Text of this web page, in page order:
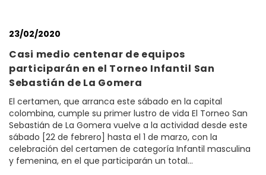
23/02/2020
Casi medio centenar de equipos
participarán en el Torneo Infantil San
Sebastián de La Gomera
El certamen, que arranca este sábado en la capital
colombina, cumple su primer lustro de vida El Torneo San
Sebastián de La Gomera vuelve a la actividad desde este
sábado [22 de febrero] hasta el 1 de marzo, con la
celebración del certamen de categoría Infantil masculina
y femenina, en el que participarán un total…